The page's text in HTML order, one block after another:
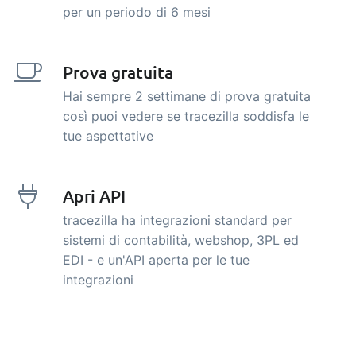
per un periodo di 6 mesi
Prova gratuita
Hai sempre 2 settimane di prova gratuita
così puoi vedere se tracezilla soddisfa le
tue aspettative
Apri API
tracezilla ha integrazioni standard per
sistemi di contabilità, webshop, 3PL ed
EDI - e un'API aperta per le tue
integrazioni